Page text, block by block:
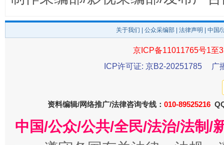
东山县通报“牛蛙产品抗生素超标问题” 法
关于我们 公众采编部 法律声明 | 中国
京ICP备11011765号1至
ICP许可证: 京B2-20251785
广
资料编辑/网络推广/法律咨询专线： 010-89525216
中国/公众/公共/全民/法治/法制/